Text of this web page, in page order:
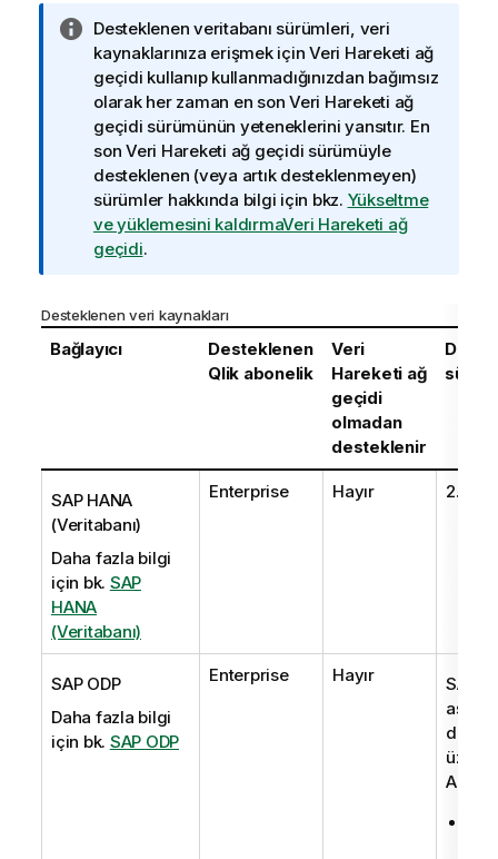
B
i
l
g
i
n
o
t
u
Desteklenen veritabanı sürümleri, veri
kaynaklarınıza erişmek için Veri Hareketi ağ
geçidi kullanıp kullanmadığınızdan bağımsız
olarak her zaman en son Veri Hareketi ağ
geçidi sürümünün yeteneklerini yansıtır. En
son Veri Hareketi ağ geçidi sürümüyle
desteklenen (veya artık desteklenmeyen)
sürümler hakkında bilgi için bkz. Yükseltme
ve yüklemesini kaldırmaVeri Hareketi ağ
geçidi.
Desteklenen veri kaynakları
Bağlayıcı
Desteklenen
Qlik abonelik
Veri
Hareketi ağ
geçidi
olmadan
desteklenir
SAP HANA
(Veritabanı)
Daha fazla bilgi
için bk. SAP
HANA
(Veritabanı)
Enterprise Hayır 2.0
SAP ODP
Daha fazla bilgi
için bk. SAP ODP
Enterprise Hayır
SAP
API